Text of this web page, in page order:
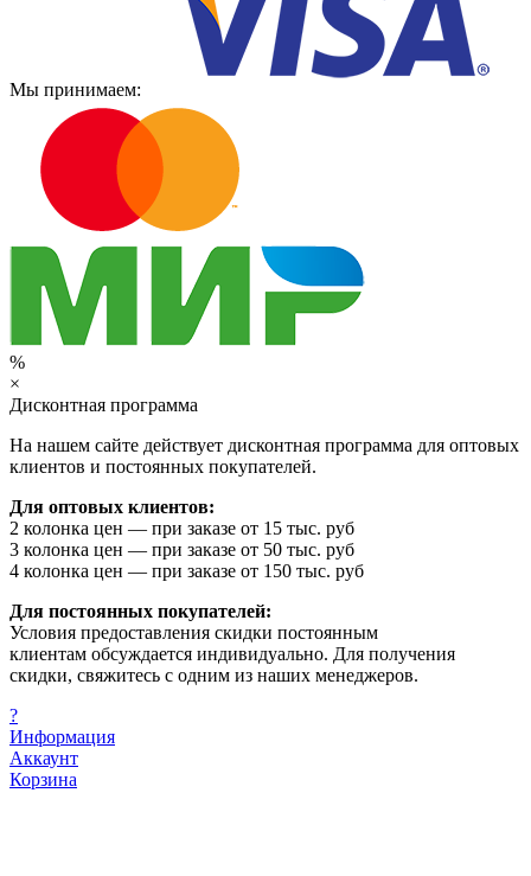
Мы принимаем:
%
×
Дисконтная программа
На нашем сайте действует дисконтная программа для оптовых
клиентов и постоянных покупателей.
Для оптовых клиентов:
2 колонка цен — при заказе от 15 тыс. руб
3 колонка цен — при заказе от 50 тыс. руб
4 колонка цен — при заказе от 150 тыс. руб
Для постоянных покупателей:
Условия предоставления скидки постоянным
клиентам обсуждается индивидуально. Для получения
скидки, свяжитесь с одним из наших менеджеров.
?
Информация
Аккаунт
Корзина